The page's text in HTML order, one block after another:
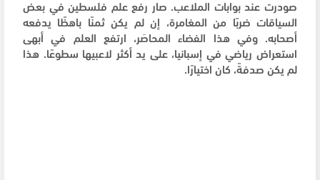
صودرت عند بوابات الملاعب. صار رفع علم فلسطين في بعض
السياقات ضربًا من المغامرة، إن لم يكن ثمنًا باهظًا يدفعه
أصحابه. وفي هذا الفضاء المحاصَر، ارتفع العلم في أبهى
استعراض رياضي في إسبانيا، على يد أكثر لاعبيها سطوعًا. هذا
لم يكن صدفةً، كان اختيارًا.